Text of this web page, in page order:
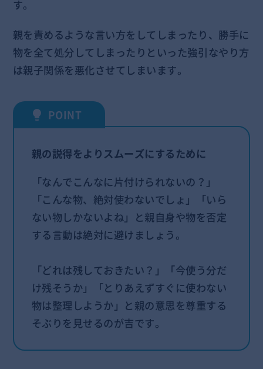
す。
親を責めるような言い方をしてしまったり、勝手に
物を全て処分してしまったりといった強引なやり方
は親子関係を悪化させてしまいます。
親の説得をよりスムーズにするために
「なんでこんなに片付けられないの？」
「こんな物、絶対使わないでしょ」「いら
ない物しかないよね」と親自身や物を否定
する言動は絶対に避けましょう。
「どれは残しておきたい？」「今使う分だ
け残そうか」「とりあえずすぐに使わない
物は整理しようか」と親の意思を尊重する
そぶりを見せるのが吉です。